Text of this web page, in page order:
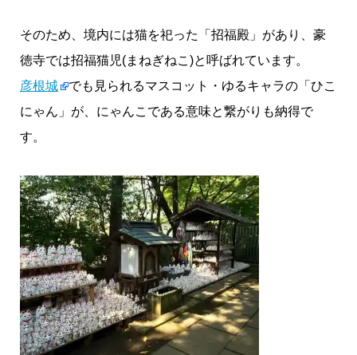
そのため、境内には猫を祀った「招福殿」があり、豪
徳寺では招福猫児(まねぎねこ)と呼ばれています。
彦根城
でも見られるマスコット・ゆるキャラの「ひこ
にゃん」が、にゃんこである意味と繋がりも納得で
す。